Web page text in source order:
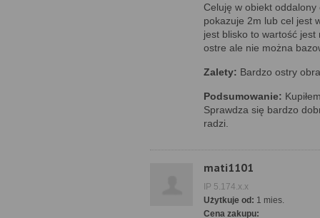
Celuję w obiekt
pokazuje 2m lub cel jest
jest blisko to wartość
ostre ale nie można
Zalety: Bardzo ostry
Podsumowanie:
Sprawdza się bardzo
radzi.
mati1101
IP 5.174.x.x
Użytkuje od: 1 mies.
Cena zakupu: